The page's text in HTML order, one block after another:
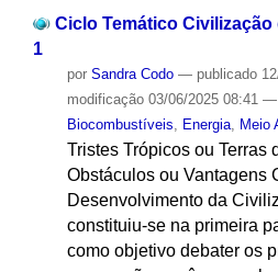
Ciclo Temático
1
por Sandra Codo — publicado
modificação03/06/2025 08:41 —
Biocombustíveis
Energia, Meio
Tristes Trópicos ou Terras
Obstáculos ou Vantagens
Desenvolvimento da
constituiu-se na primeira
como objetivo debater os